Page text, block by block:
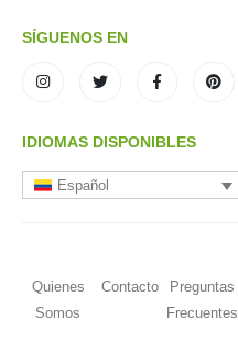
SÍGUENOS EN
IDIOMAS DISPONIBLES
Español
Quienes
Somos
Contacto
Preguntas
Frecuentes